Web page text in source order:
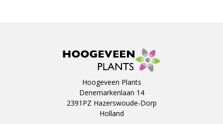
Hoogeveen Plants
Denemarkenlaan 14
2391PZ Hazerswoude-Dorp
Holland